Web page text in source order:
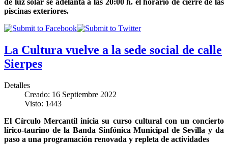
de luz solar se adelanta a las 20:00 h. el horario de cierre de las
piscinas exteriores.
La Cultura vuelve a la sede social de calle
Sierpes
Detalles
Creado: 16 Septiembre 2022
Visto: 1443
El Círculo Mercantil inicia su curso cultural con un concierto
lírico-taurino de la Banda Sinfónica Municipal de Sevilla y da
paso a una programación renovada y repleta de actividades